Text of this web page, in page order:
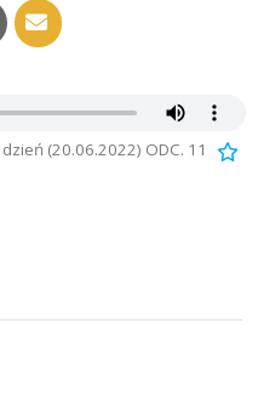
(20.06.2022) ODC. 11